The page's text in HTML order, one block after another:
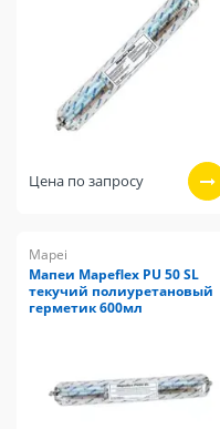
Цена по запросу
Mapei
Мапеи Mapeflex PU 50 SL
текучий полиуретановый
герметик 600мл